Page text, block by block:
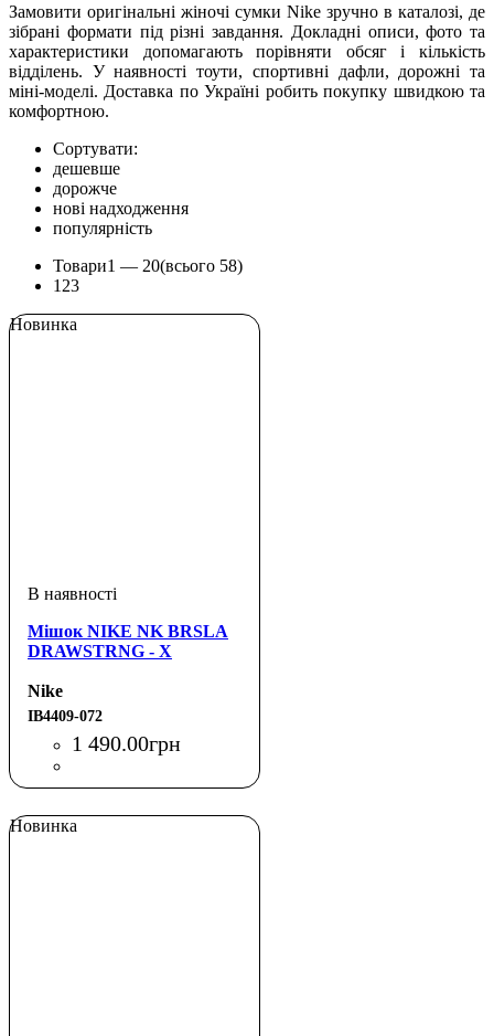
Замовити оригінальні жіночі сумки Nike зручно в каталозі, де
зібрані формати під різні завдання. Докладні описи, фото та
характеристики допомагають порівняти обсяг і кількість
відділень. У наявності тоути, спортивні дафли, дорожні та
міні-моделі. Доставка по Україні робить покупку швидкою та
комфортною.
Сортувати:
дешевше
дорожче
нові надходження
популярність
Товари1 — 20(всього 58)
1 23
Новинка
Мішок NIKE NK BRSLA
DRAWSTRNG - X
Nike
IB4409-072
1 490.00грн
Новинка